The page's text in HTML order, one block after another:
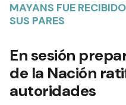
MAYANS FUE
SUS PARES
En sesión
de la Nación
autoridades